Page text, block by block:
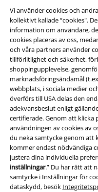
Vi använder cookies och
kollektivt kallade “cookies".
information om användare,
cookies placeras av oss,
och våra partners använder
tillförlitlighet och säkerhet,
shoppingupplevelse,
marknadsföringsändamål
webbplats, i sociala medier
överförs till USA delas den
adekvansbeslut enligt
certifierade. Genom att klicka
användningen av cookies av
du neka samtycke genom att
kommer endast nödvändiga
justera dina individuella
inställningar.” Du har rätt att
samtycke i Inställningar för
dataskydd, besök
Ladda ner EMP-